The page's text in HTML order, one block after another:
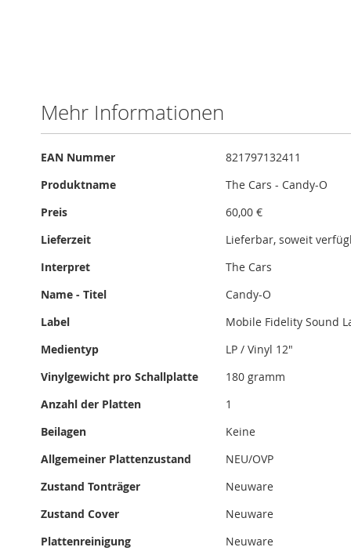
Mehr Informationen
Mehr
EAN Nummer
821797132411
Produktname
The Cars - Candy-O
Preis
60,00 €
Lieferzeit
Lieferbar, soweit
Interpret
The Cars
Name - Titel
Candy-O
Label
Mobile Fidelity Sound
Medientyp
LP / Vinyl 12"
Vinylgewicht pro Schallplatte
180 gramm
Anzahl der Platten
1
Beilagen
Keine
Allgemeiner Plattenzustand
NEU/OVP
Zustand Tonträger
Neuware
Zustand Cover
Neuware
Plattenreinigung
Neuware